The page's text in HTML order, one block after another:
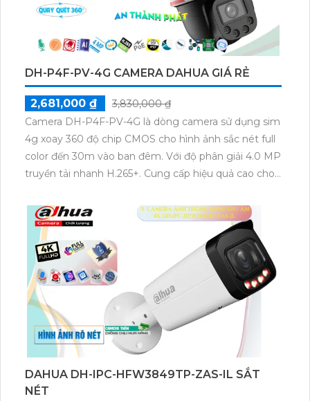
DH-P4F-PV-4G CAMERA DAHUA GIÁ RẺ
2,681,000 ₫
3,830,000 ₫
Camera DH-P4F-PV-4G là dòng camera sử dụng sim
4g xoay 360 độ chip CMOS cho hình ảnh sắc nét full
color đến 30m vào ban đêm. Với độ phân giải 4.0 MP
truyền tải nhanh H.265+. Cung cấp hiệu quả cao cho
chống trộm và chức năng cảnh báo phát hiện người
thông minh.
DAHUA DH-IPC-HFW3849TP-ZAS-IL SẮT
NÉT